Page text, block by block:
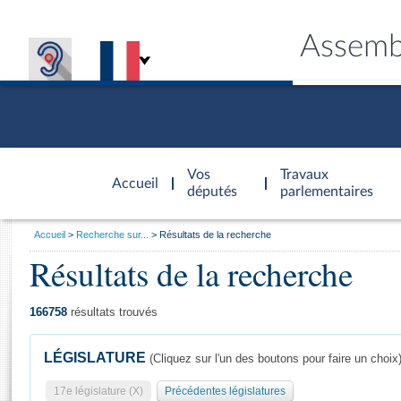
Accueil
d'accueil
Vos
députés
Travaux
parlementaires
Général
Vous
Accueil Recherche sur... Résultats de la recherche
Résultats de la recherche
166758 résultats trouvés
LÉGISLATURE (Cliquez sur l'un des boutons pour faire un choix)
17e législature (X) Précédentes législatures